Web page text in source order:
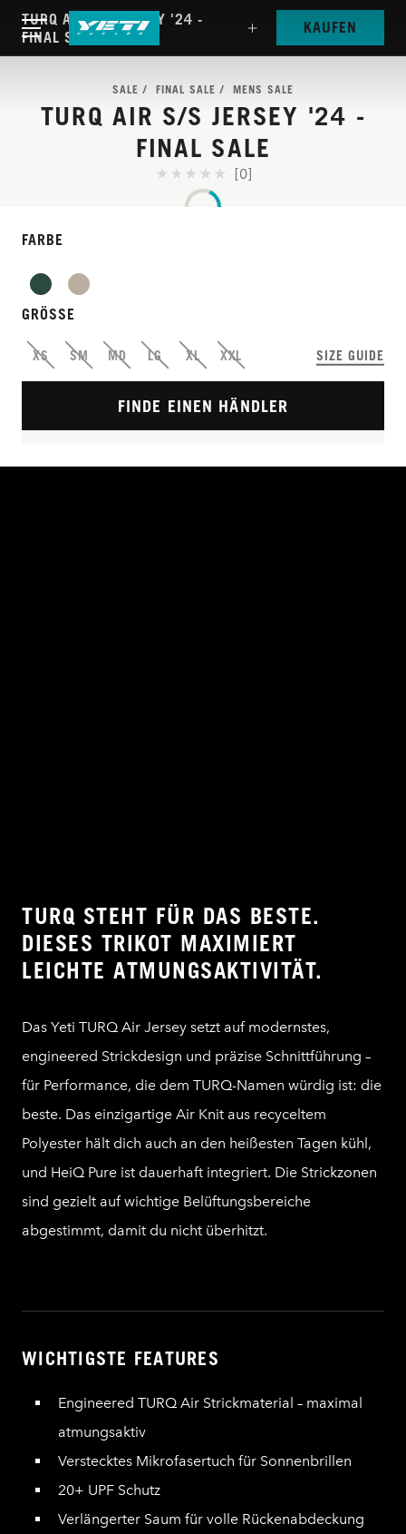
TURQ
LIGHTWEIGHT
BREATHABILITY -
MAXIMIZED.
TURQ AIR S/S JERSEY '24 -
FINAL SALE
KAUFEN
SALE FINAL SALE MENS SALE
TURQ AIR S/S JERSEY '24 -
FINAL SALE
[0]
FARBE
GRÖSSE
XS SM MD LG XL XXL SIZE GUIDE
FINDE EINEN HÄNDLER
TURQ STEHT FÜR DAS BESTE.
DIESES TRIKOT MAXIMIERT
LEICHTE ATMUNGSAKTIVITÄT.
Das Yeti TURQ Air Jersey setzt auf modernstes,
engineered Strickdesign und präzise Schnittführung –
für Performance, die dem TURQ-Namen würdig ist: die
beste. Das einzigartige Air Knit aus recyceltem
Polyester hält dich auch an den heißesten Tagen kühl,
und HeiQ Pure ist dauerhaft integriert. Die Strickzonen
sind gezielt auf wichtige Belüftungsbereiche
abgestimmt, damit du nicht überhitzt.
WICHTIGSTE FEATURES
Engineered TURQ Air Strickmaterial – maximal
atmungsaktiv
Verstecktes Mikrofasertuch für Sonnenbrillen
20+ UPF Schutz
Verlängerter Saum für volle Rückenabdeckung